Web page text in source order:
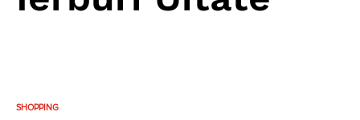
SHOPPING